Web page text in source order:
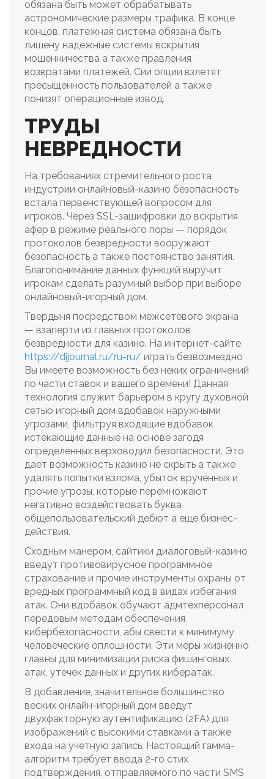
обязана быть может обрабатывать
астрономические размеры трафика. В конце
концов, платежная система обязана быть
лишену надежные системы вскрытия
мошенничества а также правления
возвратами платежей. Сии опции взлетят
пресыщенность пользователей а также
понизят операционные извод.
ТРУДЫ
НЕВРЕДНОСТИ
На требованиях стремительного роста
индустрии онлайновый-казино безопасность
встала первенствующей вопросом для
игроков. Через SSL-зашифровки до вскрытия
афер в режиме реального поры — порядок
протоколов безвредности вооружают
безопасность а также постоянство занятия.
Благопонимание данных функций выручит
игрокам сделать разумный выбор при выборе
онлайновый-игорный дом.
Твердыня посредством межсетевого экрана
— взаперти из главных протоколов
безвредности для казино. На интернет-сайте
https://dijournal.ru/ru-ru/ играть безвозмездно
Вы имеете возможность без неких ограничений
по части ставок и вашего времени! Данная
технология служит барьером в кругу духовной
сетью игорный дом вдобавок наружными
угрозами, фильтруя входящие вдобавок
истекающие данные на основе загодя
определенных верховодил безопасности. Это
дает возможность казино не скрыть а также
удалять попытки взлома, убыток врученных и
прочие угрозы, которые перемножают
негативно воздействовать буква
общепользовательский дебют а еще бизнес-
действия.
Сходным манером, сайтики диалоговый-казино
введут противовирусное программное
страхование и прочие инструменты охраны от
вредных программный код в видах избегания
атак. Они вдобавок обучают адмтехперсонал
передовым методам обеспечения
кибербезопасности, абы свести к минимуму
человеческие оплошности. Эти меры жизненно
главны для минимизации риска фишинговых
атак, утечек данных и других кибератак.
В добавление, значительное большинство
веских онлайн-игорный дом введут
двухфакторную аутентификацию (2FA) для
изображений с высокими ставками а также
входа на учетную запись. Настоящий гамма-
алгоритм требует ввода 2-го стих
подтверждения, отправляемого по части SMS